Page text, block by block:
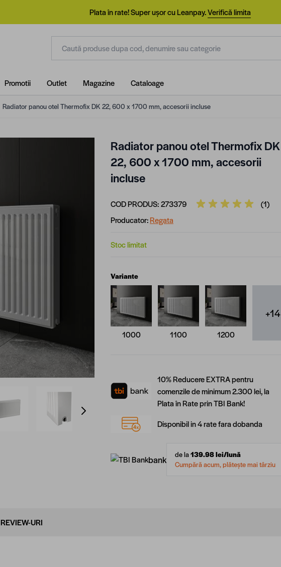
Plata în rate! Super ușor cu Leanpay.Verifică limita
Promotii Outlet Magazine Cataloage
Radiator panou otel Thermofix DK 22, 600 x 1700 mm, accesorii incluse
View larger imageView larger imageView larger image
Radiator panou otel Thermofix DK
22, 600 x 1700 mm, accesorii
incluse
COD PRODUS:273379
(1)
Producator:Regata
Stoc limitat
Variante
1000 1100 1200
+14
10% Reducere EXTRA pentru
comenzile de minimum 2.300 lei, la
Plata în Rate prin TBI Bank!
Disponibil in 4 rate fara dobanda
bank de la139.98lei/lună
Cumpără acum, plătește mai târziu
REVIEW-URI